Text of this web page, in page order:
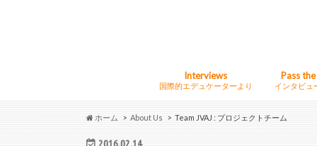
Interviews
国際的エデュケーターより
Pass
インタビュ
ホーム About Us Team JVAJ : プロジェクトチーム